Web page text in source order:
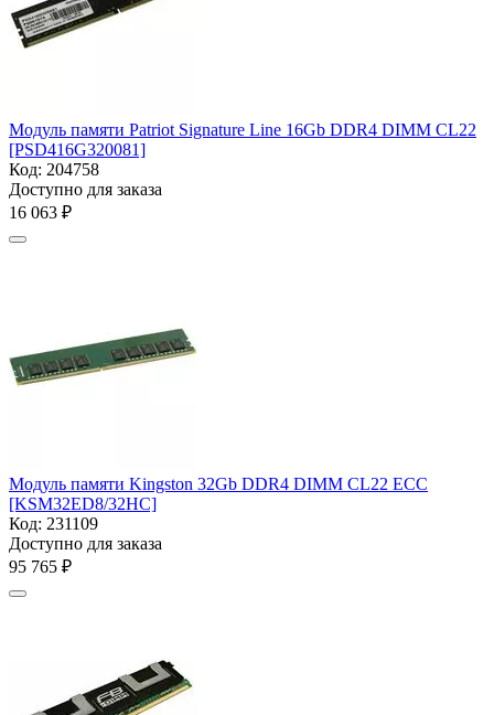
Модуль памяти Patriot Signature Line 16Gb DDR4 DIMM CL22
[PSD416G320081]
Код: 204758
Доступно для заказа
16 063 ₽
Модуль памяти Kingston 32Gb DDR4 DIMM CL22 ECC
[KSM32ED8/32HC]
Код: 231109
Доступно для заказа
95 765 ₽